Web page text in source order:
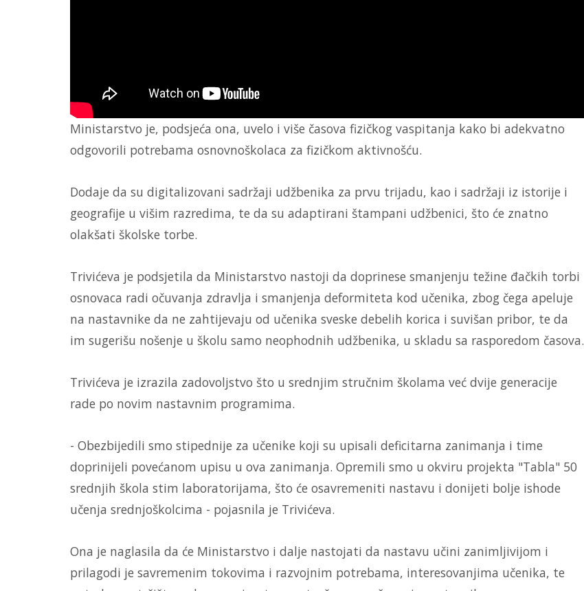
Ministarstvo je, podsjeća ona, uvelo i više časova fizičkog vaspitanja kako bi adekvatno
odgovorili potrebama osnovnoškolaca za fizičkom aktivnošću.
Dodaje da su digitalizovani sadržaji udžbenika za prvu trijadu, kao i sadržaji iz istorije i
geografije u višim razredima, te da su adaptirani štampani udžbenici, što će znatno
olakšati školske torbe.
Trivićeva je podsjetila da Ministarstvo nastoji da doprinese smanjenju težine đačkih torbi
osnovaca radi očuvanja zdravlja i smanjenja deformiteta kod učenika, zbog čega apeluje
na nastavnike da ne zahtijevaju od učenika sveske debelih korica i suvišan pribor, te da
im sugerišu nošenje u školu samo neophodnih udžbenika, u skladu sa rasporedom časova.
Trivićeva je izrazila zadovoljstvo što u srednjim stručnim školama već dvije generacije
rade po novim nastavnim programima.
- Obezbijedili smo stipednije za učenike koji su upisali deficitarna zanimanja i time
doprinijeli povećanom upisu u ova zanimanja. Opremili smo u okviru projekta "Tabla" 50
srednjih škola stim laboratorijama, što će osavremeniti nastavu i donijeti bolje ishode
učenja srednjoškolcima - pojasnila je Trivićeva.
Ona je naglasila da će Ministarstvo i dalje nastojati da nastavu učini zanimljivijom i
prilagodi je savremenim tokovima i razvojnim potrebama, interesovanjima učenika, te